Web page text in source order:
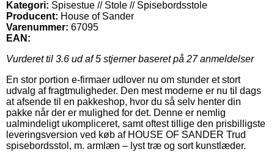
Kategori: Spisestue // Stole // Spisebordsstole
Producent: House of Sander
Varenummer: 67095
EAN:
Vurderet til 3.6 ud af 5 stjerner baseret på 27anmeldelser
En stor portion e-firmaer udlover nu om stunder et stort
udvalg af fragtmuligheder. Den mest moderne er nu til dags
at afsende til en pakkeshop, hvor du så selv henter din
pakke når der er mulighed for det. Denne er nemlig
ualmindeligt ukompliceret, samt oftest tillige den prisbilligste
leveringsversion ved køb af HOUSE OF SANDER Trud
spisebordsstol, m. armlæn – lyst træ og sort kunstlæder.